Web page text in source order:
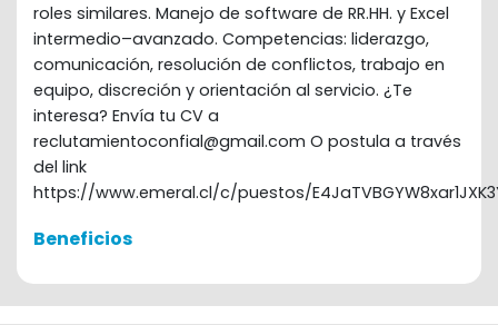
roles similares. Manejo de software de RR.HH. y Excel
intermedio–avanzado. Competencias: liderazgo,
comunicación, resolución de conflictos, trabajo en
equipo, discreción y orientación al servicio. ¿Te
interesa? Envía tu CV a
reclutamientoconfial@gmail.com O postula a través
del link
https://www.emeral.cl/c/puestos/
Beneficios